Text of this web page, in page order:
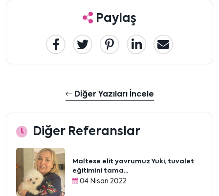
Paylaş
Diğer Yazıları İncele
Diğer Referanslar
Maltese elit yavrumuz Yuki, tuvalet
eğitimini tama...
04 Nisan 2022